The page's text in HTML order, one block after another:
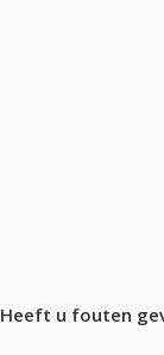
Heeft u fouten